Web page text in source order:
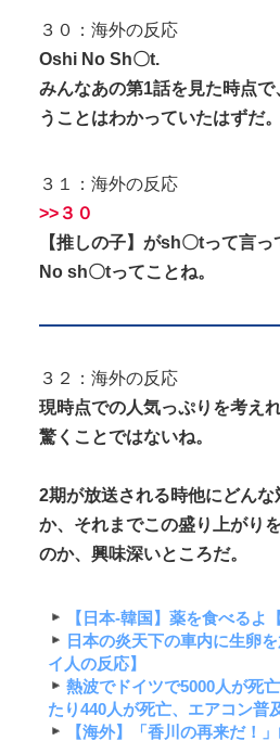
３０：海外の反応
Oshi No Sh〇t.
みんなあの第1話を見た時点
うことはわかっていたはずだ。
３１：海外の反応
>>３０
【推しの子】がsh〇tって言っ
No sh〇tってことね。
３２：海外の反応
現時点での人気っぷりを考え
驚くことではないね。
2期が放送される時他にどん
か、それまでこの盛り上がり
のか、興味深いところだ。
【日本-韓国】薬を食べるよ
日本の炎天下の車内に生卵
イ人の反応】
熱波でドイツで5000人が死
たり440人が死亡、エアコン普
【海外】「香川の再来だ！